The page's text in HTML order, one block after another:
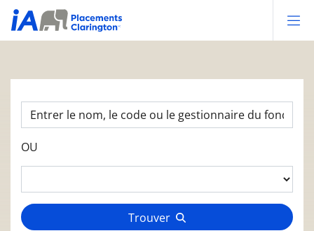
OU
Trouver